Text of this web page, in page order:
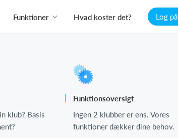
Funktioner Hvad koster det? Log på
klub? Basis
Funktionsoversigt
Ingen 2 klubber er ens. Vores
funktioner dækker dine behov.